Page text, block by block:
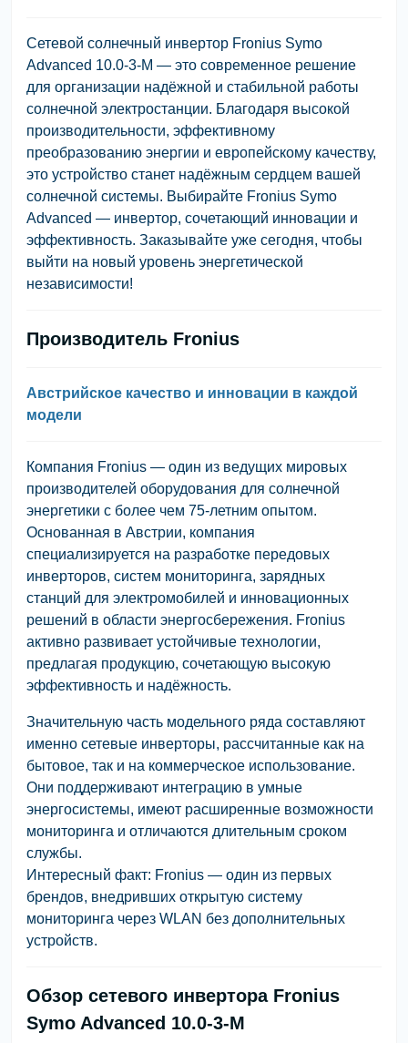
Сетевой солнечный инвертор Fronius Symo
Advanced 10.0-3-M — это современное решение
для организации надёжной и стабильной работы
солнечной электростанции. Благодаря высокой
производительности, эффективному
преобразованию энергии и европейскому качеству,
это устройство станет надёжным сердцем вашей
солнечной системы. Выбирайте Fronius Symo
Advanced — инвертор, сочетающий инновации и
эффективность. Заказывайте уже сегодня, чтобы
выйти на новый уровень энергетической
независимости!
Производитель Fronius
Австрийское качество и инновации в каждой
модели
Компания Fronius — один из ведущих мировых
производителей оборудования для солнечной
энергетики с более чем 75-летним опытом.
Основанная в Австрии, компания
специализируется на разработке передовых
инверторов, систем мониторинга, зарядных
станций для электромобилей и инновационных
решений в области энергосбережения. Fronius
активно развивает устойчивые технологии,
предлагая продукцию, сочетающую высокую
эффективность и надёжность.
Значительную часть модельного ряда составляют
именно сетевые инверторы, рассчитанные как на
бытовое, так и на коммерческое использование.
Они поддерживают интеграцию в умные
энергосистемы, имеют расширенные возможности
мониторинга и отличаются длительным сроком
службы.
Интересный факт: Fronius — один из первых
брендов, внедривших открытую систему
мониторинга через WLAN без дополнительных
устройств.
Обзор сетевого инвертора Fronius
Symo Advanced 10.0-3-M